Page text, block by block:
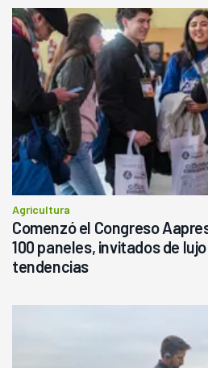
Agricultura
Comenzó el Congreso
100 paneles, invitados de
tendencias